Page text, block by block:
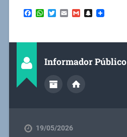
Facebook
WhatsApp
Twitter
EmailGmailSnapchat
Informador Público
19/05/2026